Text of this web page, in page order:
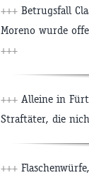
+++ Betrugsfall
Moreno wurde
+++
+++ Alleine in
Straftäter, die
+++